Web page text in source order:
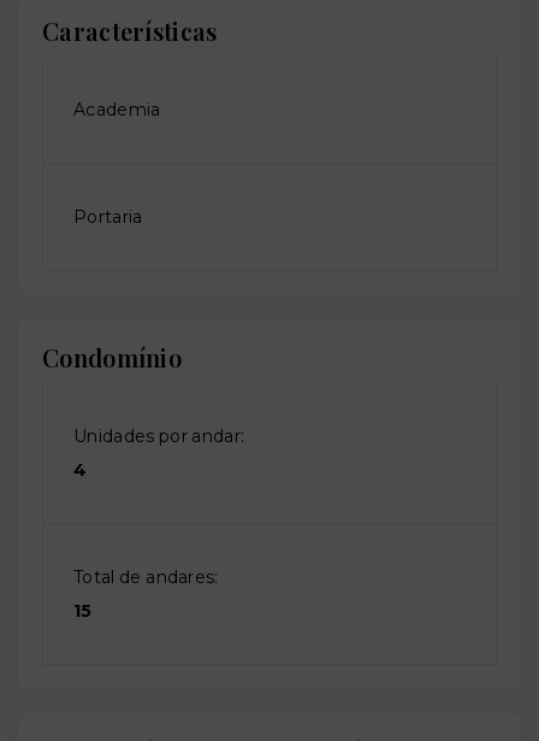
Características
Academia
Portaria
Condomínio
Unidades por andar:
4
Total de andares:
15